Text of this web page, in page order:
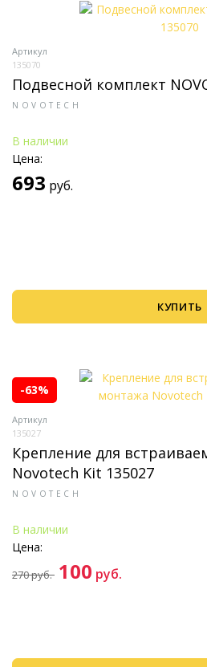
Артикул
135070
Подвесной комплект
NOVOTECH
В наличии
Цена:
693 руб.
КУПИТЬ
-63%
Артикул
135027
Крепление для
Novotech Kit 135027
NOVOTECH
В наличии
Цена:
270руб. 100 руб.